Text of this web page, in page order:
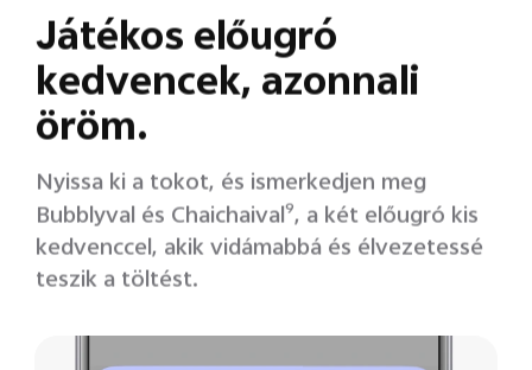
Játékos előugró
kedvencek, azonnali
öröm.
Nyissa ki a tokot, és ismerkedjen meg
Bubblyval és Chaichaival9, a két előugró kis
kedvenccel, akik vidámabbá és élvezetessé
teszik a töltést.